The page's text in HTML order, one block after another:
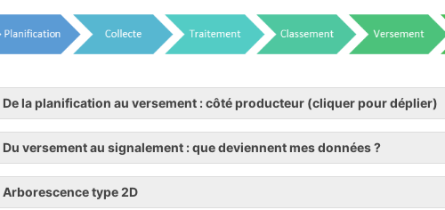
De la planification au versement : côté producteur (cliquer pour déplier)
Du versement au signalement : que deviennent mes données ?
Arborescence type 2D